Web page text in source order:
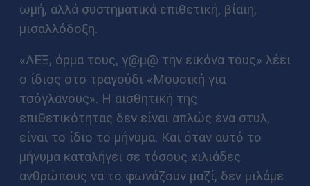
ωμή, αλλά συστηματικά επιθετική, βίαιη,
μισαλλόδοξη.
«ΛΕΞ, όρμα τους, γ@μ@ την εικόνα τους» λέει
ο ίδιος στο τραγούδι «Μουσική για
τσόγλανους». Η αισθητική της
επιθετικότητας δεν είναι απλώς ένα στυλ,
είναι το ίδιο το μήνυμα. Και όταν αυτό το
μήνυμα καταλήγει σε τόσους χιλιάδες
ανθρώπους να το φωνάζουν μαζί, δεν μιλάμε